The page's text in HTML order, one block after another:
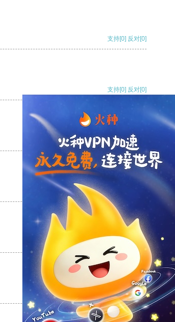
支持[0] 反对[0]
支持[0] 反对[0]
支持[0] 反对
支持
反对 [0]
支持[0] 反对[0]